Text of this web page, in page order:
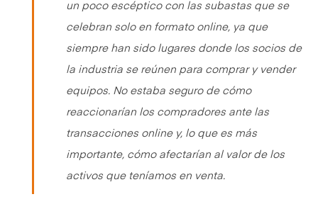
un poco escéptico con las subastas que se
celebran solo en formato online, ya que
siempre han sido lugares donde los socios de
la industria se reúnen para comprar y vender
equipos. No estaba seguro de cómo
reaccionarían los compradores ante las
transacciones online y, lo que es más
importante, cómo afectarían al valor de los
activos que teníamos en venta.